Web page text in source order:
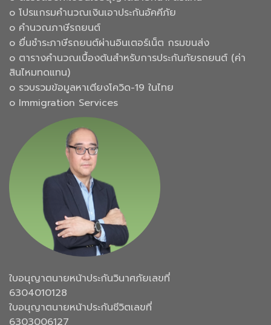
๐ โปรแกรมคำนวณเงินเอาประกันอัคคีภัย
๐ คำนวณภาษีรถยนต์
๐ ยื่นชำระภาษีรถยนต์ผ่านอินเตอร์เน็ต กรมขนส่ง
๐ ตารางคำนวณเบื้องต้นสำหรับการประกันภัยรถยนต์ (ค่า
สินไหมทดแทน)
๐ รวบรวมข้อมูลหาเตียงโควิด-19 ในไทย
๐ Immigration Services
ใบอนุญาตนายหน้าประกันวินาศภัยเลขที่
6304010128
ใบอนุญาตนายหน้าประกันชีวิตเลขที่
6303006127